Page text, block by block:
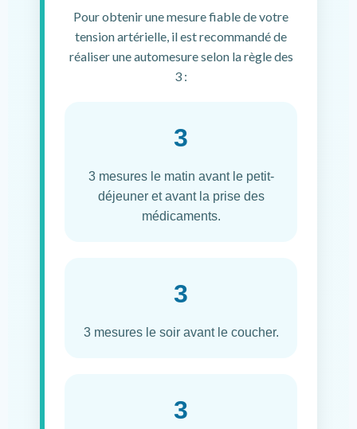
Pour obtenir une mesure fiable de votre
tension artérielle, il est recommandé de
réaliser une automesure selon la règle des
3 :
3
3 mesures le matin avant le petit-
déjeuner et avant la prise des
médicaments.
3
3 mesures le soir avant le coucher.
3